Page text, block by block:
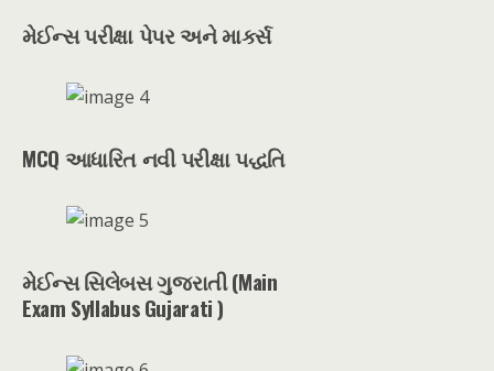
મેઈન્સ પરીક્ષા પેપર અને માર્ક્સ
MCQ આધારિત નવી પરીક્ષા પદ્ધતિ
મેઈન્સ સિલેબસ ગુજરાતી (Main
Exam SyllabusGujarati )